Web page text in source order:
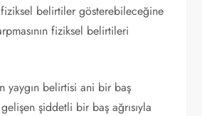
belirtiler gösterebileceğine
fiziksel belirtileri
yaygın belirtisi ani bir baş
gelişen şiddetli bir baş ağrısıyla